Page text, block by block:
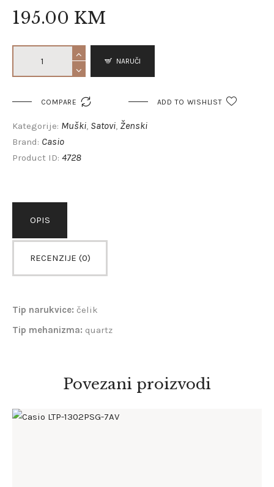
195.00 KM
NARUČI
COMPARE  ADD TO WISHLIST
Kategorije: Muški Satovi Ženski
Brand: Casio
Product ID: 4728
OPIS
RECENZIJE (0)
Tip narukvice: čelik
Tip mehanizma: quartz
Povezani proizvodi